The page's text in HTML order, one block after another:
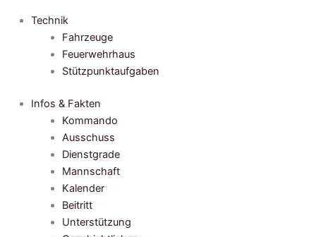
Technik
Fahrzeuge
Feuerwehrhaus
Stützpunktaufgaben
Infos & Fakten
Kommando
Ausschuss
Dienstgrade
Mannschaft
Kalender
Beitritt
Unterstützung